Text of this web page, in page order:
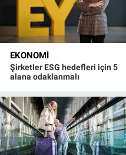
EKONOMI
Şirketler ESG hedefleri için 5
alana odaklanmalı